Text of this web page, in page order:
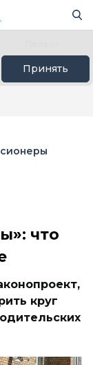
Принять
что
круг